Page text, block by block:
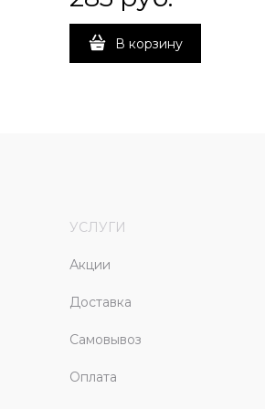
В корзину
УСЛУГИ
Акции
Доставка
Самовывоз
Оплата